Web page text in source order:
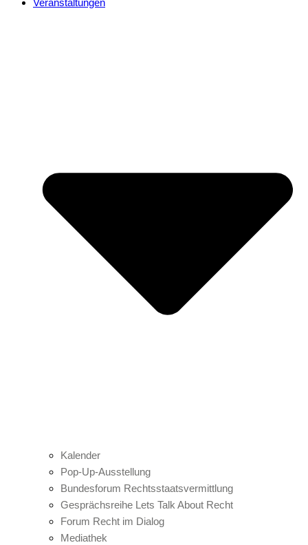
Veranstaltungen
Kalender
Pop-Up-Ausstellung
Bundesforum Rechtsstaatsvermittlung
Gesprächsreihe Lets Talk About Recht
Forum Recht im Dialog
Mediathek